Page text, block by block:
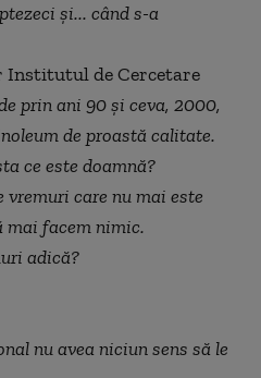
și... când s-a
Institutul de Cercetare
prin ani 90 și ceva, 2000,
de proastă calitate.
ce este doamnă?
vremuri care nu mai este
mai facem nimic.
adică?
nu avea niciun sens să le